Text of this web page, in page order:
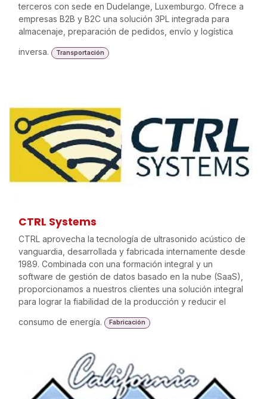
terceros con sede en Dudelange, Luxemburgo. Ofrece a
empresas B2B y B2C una solución 3PL integrada para
almacenaje, preparación de pedidos, envío y logística
inversa.
Transportación
CTRL Systems
CTRL aprovecha la tecnología de ultrasonido acústico de
vanguardia, desarrollada y fabricada internamente desde
1989. Combinada con una formación integral y un
software de gestión de datos basado en la nube (SaaS),
proporcionamos a nuestros clientes una solución integral
para lograr la fiabilidad de la producción y reducir el
consumo de energía.
Fabricación